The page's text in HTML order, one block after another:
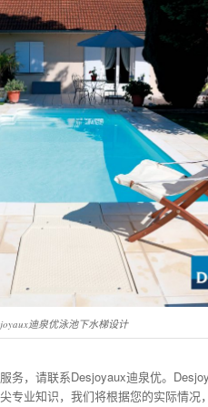
迪泉优泳池下水梯设计
，请联系Desjoyaux迪泉优。
专业知识，我们将根据您的实际情